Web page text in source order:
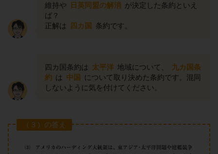
維持や
日英同盟の解消 が決定した条約といえ
ば？
正解は
四カ国 条約です。
四カ国条約は 太平洋 地域について、
九カ国条
約 は 中国
について取り決めた条約です。混同
しないように気を付けてください。
（３）の答え